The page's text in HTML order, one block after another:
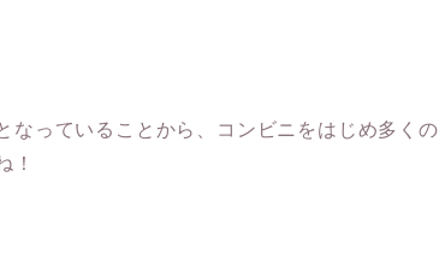
なっていることから、コンビニをはじめ多くの
！